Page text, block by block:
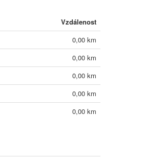
Vzdálenost
0,00 km
0,00 km
0,00 km
0,00 km
0,00 km